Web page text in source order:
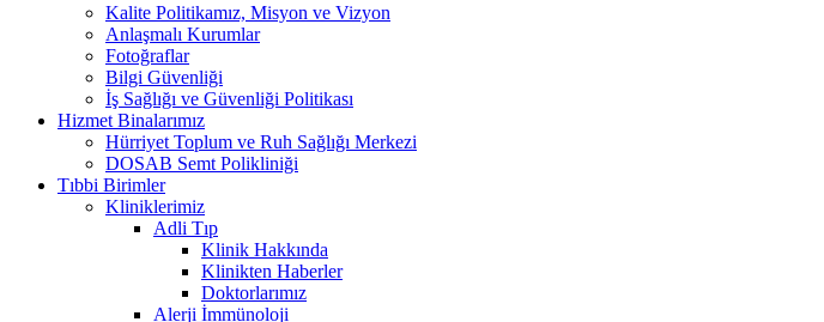
Kalite Politikamız, Misyon ve Vizyon
Anlaşmalı Kurumlar
Fotoğraflar
Bilgi Güvenliği
İş Sağlığı ve Güvenliği Politikası
Hizmet Binalarımız
Hürriyet Toplum ve Ruh Sağlığı Merkezi
DOSAB Semt Polikliniği
Tıbbi Birimler
Kliniklerimiz
Adli Tıp
Klinik Hakkında
Klinikten Haberler
Doktorlarımız
Alerji İmmünoloji